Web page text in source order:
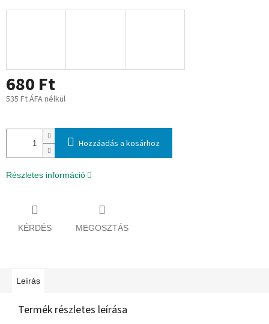
680 Ft
535 Ft ÁFA nélkül
Hozzáadás a kosárhoz
Részletes információ
KÉRDÉS MEGOSZTÁS
Leírás
Termék részletes leírása